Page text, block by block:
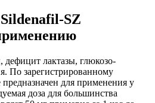
SZ
дефицит лактазы, глюкозо-
По зарегистрированному
для применения у
доза для большинства